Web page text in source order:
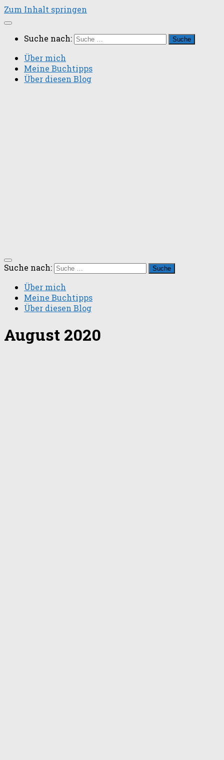
Zum Inhalt springen
Suche nach:
Über mich
Meine Buchtipps
Über diesen Blog
Suche nach:
Über mich
Meine Buchtipps
Über diesen Blog
August 2020